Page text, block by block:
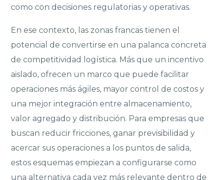
como con decisiones regulatorias y operativas.
En ese contexto, las zonas francas tienen el
potencial de convertirse en una palanca concreta
de competitividad logística. Más que un incentivo
aislado, ofrecen un marco que puede facilitar
operaciones más ágiles, mayor control de costos y
una mejor integración entre almacenamiento,
valor agregado y distribución. Para empresas que
buscan reducir fricciones, ganar previsibilidad y
acercar sus operaciones a los puntos de salida,
estos esquemas empiezan a configurarse como
una alternativa cada vez más relevante dentro de